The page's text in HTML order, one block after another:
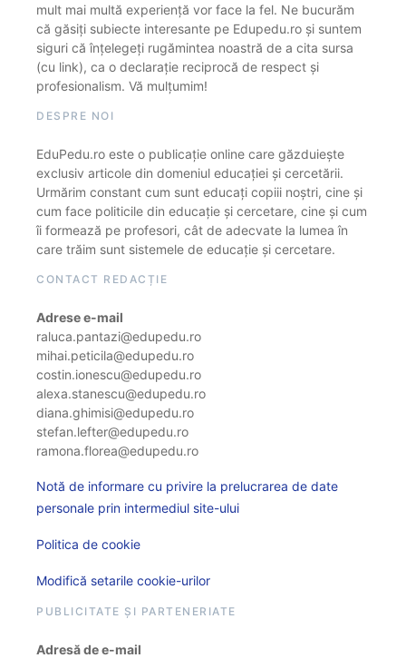
mult mai multă experiență vor face la fel. Ne bucurăm
că găsiți subiecte interesante pe Edupedu.ro și suntem
siguri că înțelegeți rugămintea noastră de a cita sursa
(cu link), ca o declarație reciprocă de respect și
profesionalism. Vă mulțumim!
DESPRE NOI
EduPedu.ro este o publicație online care găzduiește
exclusiv articole din domeniul educației și cercetării.
Urmărim constant cum sunt educați copiii noștri, cine și
cum face politicile din educație și cercetare, cine și cum
îi formează pe profesori, cât de adecvate la lumea în
care trăim sunt sistemele de educație și cercetare.
CONTACT REDACȚIE
Adrese e-mail
raluca.pantazi@edupedu.ro
mihai.peticila@edupedu.ro
costin.ionescu@edupedu.ro
alexa.stanescu@edupedu.ro
diana.ghimisi@edupedu.ro
stefan.lefter@edupedu.ro
ramona.florea@edupedu.ro
Notă de informare cu privire la prelucrarea de date
personale prin intermediul site-ului
Politica de cookie
Modifică setarile cookie-urilor
PUBLICITATE ȘI PARTENERIATE
Adresă de e-mail